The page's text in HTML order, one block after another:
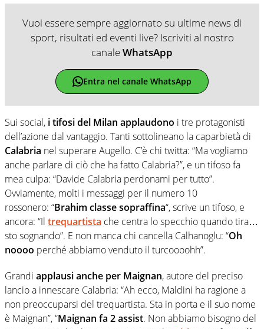
Vuoi essere sempre aggiornato su ultime news di
sport, risultati ed eventi live? Iscriviti al nostro
canaleWhatsApp
Entra nel canale WhatsApp
Sui social, i tifosi del Milan applaudono i tre protagonisti
dell’azione dal vantaggio. Tanti sottolineano la caparbietà di
Calabria nel superare Augello. C’è chi twitta: “Ma vogliamo
anche parlare di ciò che ha fatto Calabria?”, e un tifoso fa
mea culpa: “Davide Calabria perdonami per tutto”.
Ovviamente, molti i messaggi per il numero 10
rossonero: “Brahim classe sopraffina“, scrive un tifoso, e
ancora: “Il trequartista che centra lo specchio quando tira…
sto sognando”. E non manca chi cancella Calhanoglu: “Oh
noooo perché abbiamo venduto il turcoooohh”.
Grandi applausi anche per Maignan, autore del preciso
lancio a innescare Calabria: “Ah ecco, Maldini ha ragione a
non preoccuparsi del trequartista. Sta in porta e il suo nome
è Maignan”, “Maignan fa 2 assist. Non abbiamo bisogno del